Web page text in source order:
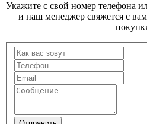
Укажите с свой номер телефона
и наш менеджер свяжется с